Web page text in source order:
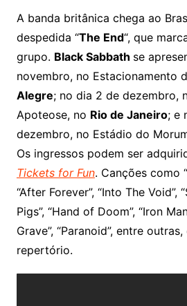
A banda britânica chega ao
despedida “The End“, que
grupo. Black Sabbath se
novembro, no Estacionamento
Alegre; no dia 2 de dezembro,
Apoteose, no Rio de Janeiro; e
dezembro, no Estádio do
Os ingressos podem ser
Tickets for Fun. Canções como
“After Forever”, “Into The Void”,
Pigs”, “Hand of Doom”, “Iron
Grave”, “Paranoid”, entre
repertório.